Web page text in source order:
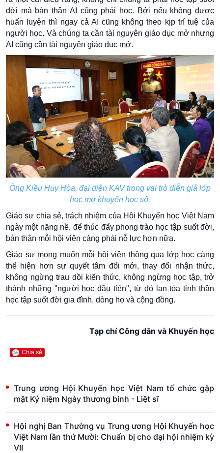
đời mà bản thân AI cũng phải học. Bởi nếu không được
huấn luyện thì ngay cả AI cũng không theo kịp trí tuệ của
người học. Và chúng ta cần tài nguyên giáo dục mở nhưng
AI cũng cần tài nguyên giáo dục mở.
Ông Kiều Huy Hòa, đại diện KAV trong vai trò diễn giả lớp
học mở khuyến học số.
Giáo sư chia sẻ, trách nhiệm của Hội Khuyến học Việt Nam
ngày một nặng nề, để thúc đẩy phong trào học tập suốt đời,
bản thân mỗi hội viên càng phải nỗ lực hơn nữa.
Giáo sư mong muốn mỗi hội viên thông qua lớp học càng
thể hiện hơn sự quyết tâm đổi mới, thay đổi nhận thức,
không ngừng trau dồi kiến thức, không ngừng học tập, trở
thành những "người học đầu tiên", từ đó lan tỏa tinh thần
học tập suốt đời gia đình, dòng họ và cộng đồng.
Tạp chí Công dân và Khuyến học
Chia sẻ
Trung ương Hội Khuyến học Việt Nam tổ chức gặp
mặt Kỷ niệm Ngày thương binh - Liệt sĩ
Hội nghị Ban Thường vụ Trung ương Hội Khuyến học
Việt Nam lần thứ Mười: Chuẩn bị cho đại hội nhiệm kỳ
VII